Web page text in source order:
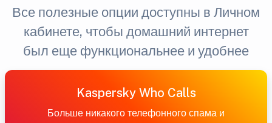
Все полезные опции доступны в Личном
кабинете, чтобы домашний интернет
был еще функциональнее и удобнее
Kaspersky Who Calls
Больше никакого телефонного спама и